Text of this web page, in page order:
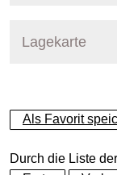
Lagekarte
+
−
Als Favorit
Durch die Liste